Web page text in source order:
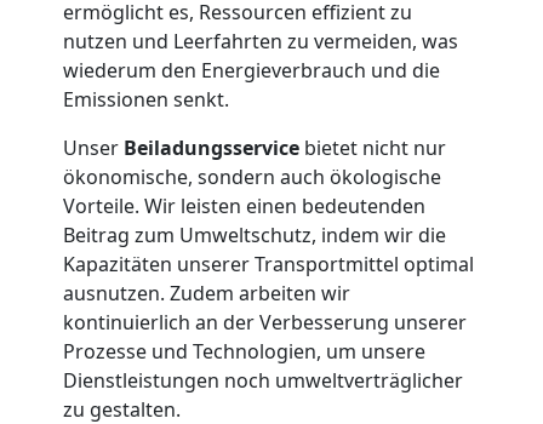
ermöglicht es, Ressourcen effizient zu
nutzen und Leerfahrten zu vermeiden, was
wiederum den Energieverbrauch und die
Emissionen senkt.
Unser Beiladungsservice bietet nicht nur
ökonomische, sondern auch ökologische
Vorteile. Wir leisten einen bedeutenden
Beitrag zum Umweltschutz, indem wir die
Kapazitäten unserer Transportmittel optimal
ausnutzen. Zudem arbeiten wir
kontinuierlich an der Verbesserung unserer
Prozesse und Technologien, um unsere
Dienstleistungen noch umweltverträglicher
zu gestalten.
Feldkirch
Umzug
für
Senioren